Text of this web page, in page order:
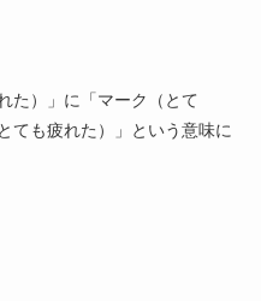
た）」に「マーク（とて
ても疲れた）」という意味に